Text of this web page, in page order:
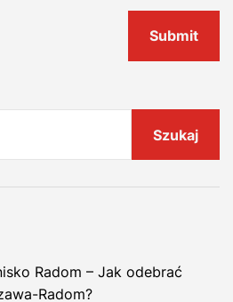
Szukaj
Radom – Jak odebrać
Radom?